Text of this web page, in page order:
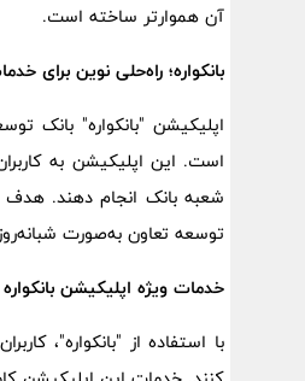
آن هموارتر ساخته است.
بانکواره؛ راه‌حلی نوین برای
اپلیکیشن "بانکواره" بانک
است. این اپلیکیشن به
شعبه بانک انجام دهند. هدف
توسعه تعاون به‌صورت
خدمات ویژه اپلیکیشن بانکواره
با استفاده از "بانکواره"،